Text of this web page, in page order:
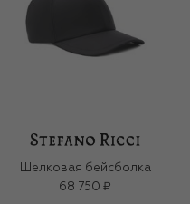
Шелковая бейсболка
68 750 ₽